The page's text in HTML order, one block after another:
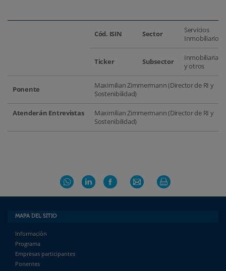
Cód. ISIN Sector
Servicios
Inmobiliarios
Ticker Subsector
Inmobiliarias
y otros
Ponente
Maximilian Zimmermann (Director de RI y
Sostenibilidad)
Atenderán Entrevistas
Maximilian Zimmermann (Director de RI y
Sostenibilidad)
MAPA DEL SITIO
Información
Programa
Empresas participantes
Ponentes